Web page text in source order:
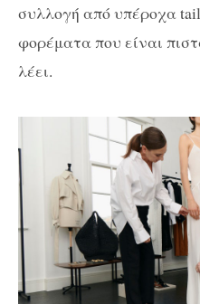
συλλογή από υπέροχα
φορέματα που είναι
λέει.